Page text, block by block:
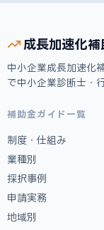
成長加速化補
中小企業成長加速化
で中小企業診断士・
補助金ガイド一覧
制度・仕組み
業種別
採択事例
申請実務
地域別